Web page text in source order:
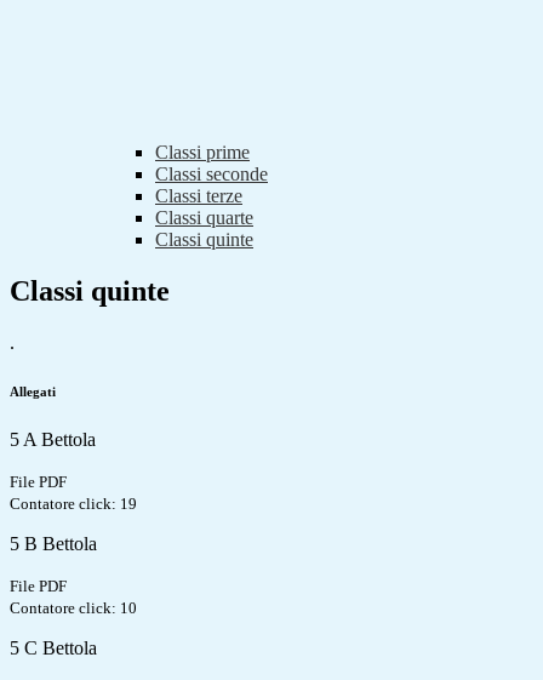
Classi prime
Classi seconde
Classi terze
Classi quarte
Classi quinte
Classi quinte
.
Allegati
5 A Bettola
File PDF
Contatore click: 19
5 B Bettola
File PDF
Contatore click: 10
5 C Bettola